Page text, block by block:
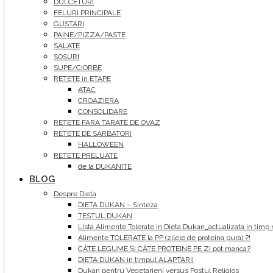
DULCETURI
FELURI PRINCIPALE
GUSTARI
PAINE/PIZZA/PASTE
SALATE
SOSURI
SUPE/CIORBE
RETETE in ETAPE
ATAC
CROAZIERA
CONSOLIDARE
RETETE FARA TARATE DE OVAZ
RETETE DE SARBATORI
HALLOWEEN
RETETE PRELUATE
de la DUKANITE
BLOG
Despre Dieta
DIETA DUKAN – Sinteza
TESTUL DUKAN
Lista Alimente Tolerate in Dieta Dukan_actualizata in timp
Alimente TOLERATE la PP (zilele de proteina pura) ?!
CÂTE LEGUME ȘI CÂTE PROTEINE PE ZI pot manca?
DIETA DUKAN in timpul ALAPTARII
Dukan pentru Vegetarieni versus Postul Religios